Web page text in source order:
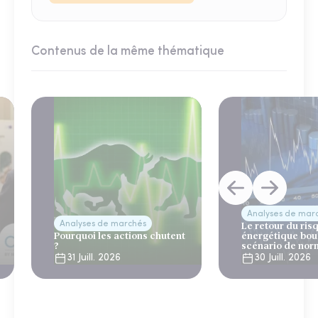
Contenus de la même thématique
Analyses de marchés
Pourquoi les actions chutent
?
31 Juill. 2026
Analyses de
Le retour du
énergétique
scénario de
30 Juill. 2026